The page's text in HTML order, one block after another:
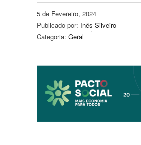
5 de Fevereiro, 2024
Publicado por: Inês Silveiro
Categoria: Geral